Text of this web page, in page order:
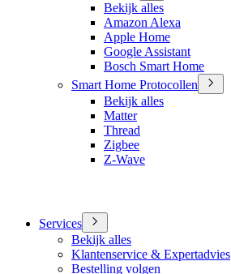
Bekijk alles
Amazon Alexa
Apple Home
Google Assistant
Bosch Smart Home
Smart Home Protocollen
Bekijk alles
Matter
Thread
Zigbee
Z-Wave
Services
Bekijk alles
Klantenservice & Expertadvies
Bestelling volgen